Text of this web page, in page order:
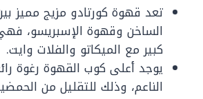
تعد قهوة كورتادو مزيج مميز
الساخن وقهوة الإسبريسو،
كبير مع الميكاتو والفلات وايت.
يوجد أعلى كوب القهوة رغوة
الناعم، وذلك للتقليل من